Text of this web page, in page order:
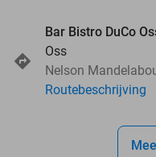
Bar Bistro DuCo
Oss
Nelson
Routebeschrijving